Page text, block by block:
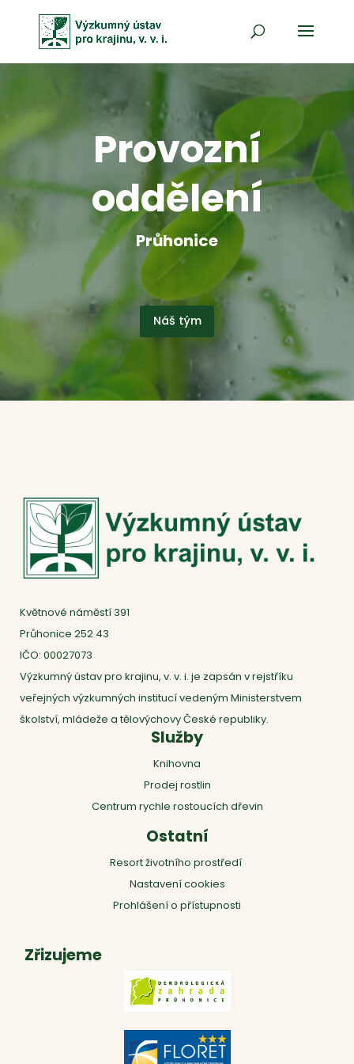
Provozní
oddělení
Průhonice
Náš tým
Květnové náměstí 391
Průhonice 252 43
IČO: 00027073
Výzkumný ústav pro krajinu, v. v. i. je zapsán v rejstříku
veřejných výzkumných institucí vedeným Ministerstvem
školství, mládeže a tělovýchovy České republiky.
Služby
Knihovna
Prodej rostlin
Centrum rychle rostoucích dřevin
Ostatní
Resort životního prostředí
Nastavení cookies
Prohlášení o přístupnosti
Zřizujeme